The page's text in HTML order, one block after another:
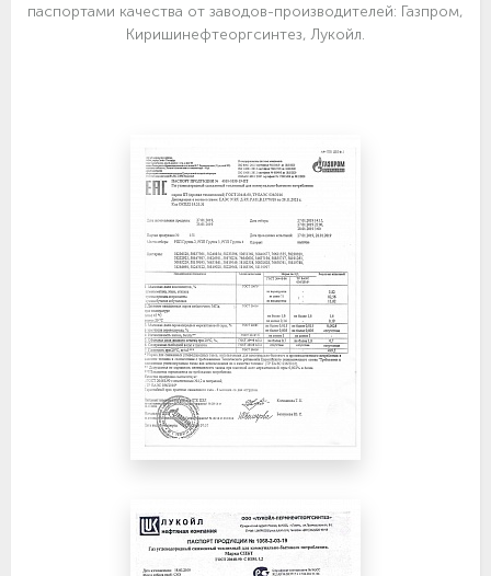
паспортами качества от заводов-производителей: Газпром,
Киришинефтеоргсинтез, Лукойл.